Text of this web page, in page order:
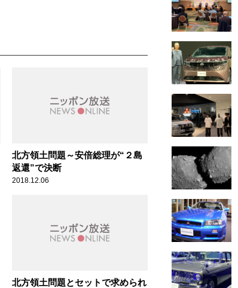
北方領土問題～安倍総理が“２島
返還”で決断
2018.12.06
北方領土問題とセットで求められ